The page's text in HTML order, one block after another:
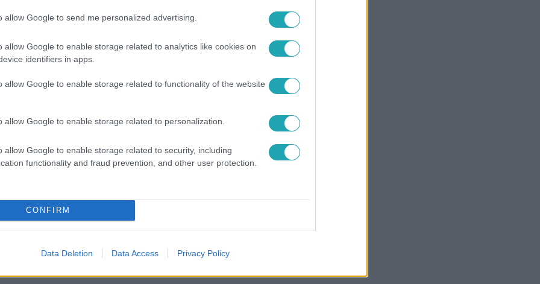
allow Google to send me personalized advertising.
allow Google to enable storage related to analytics like cookies on
identifiers in apps.
allow Google to enable storage related to functionality of the website
allow Google to enable storage related to personalization.
allow Google to enable storage related to security, including
functionality and fraud prevention, and other user protection.
CONFIRM
Data Deletion Data Access Privacy Policy
helyzetet készített elő
elleni nyolcaddöntő 75. perce után. Az
vagyis a várható gólpasszainak értéke
talán még beszédesebb: Ronaldo a
cselt sem mutatott be, sőt, cselkísérlete
kettőt Üzbegisztán ellen az 5–0-s
Horvátország ellen, ami pályafutása
szerzett gólja volt.
védte
távozását